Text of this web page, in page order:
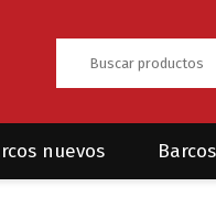
nuevos